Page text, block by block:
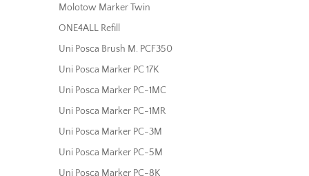
Molotow Marker Twin
ONE4ALL Refill
Uni Posca Brush M. PCF350
Uni Posca Marker PC 17K
Uni Posca Marker PC-1MC
Uni Posca Marker PC-1MR
Uni Posca Marker PC-3M
Uni Posca Marker PC-5M
Uni Posca Marker PC-8K